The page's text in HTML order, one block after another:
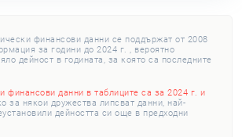
финансови данни се поддържат от 2008
за години до 2024 г. , вероятно
дейност в годината, за която са последните
финансови данни в таблиците са за 2024 г. и
за някои дружества липсват данни, най-
дейността си още в предходни